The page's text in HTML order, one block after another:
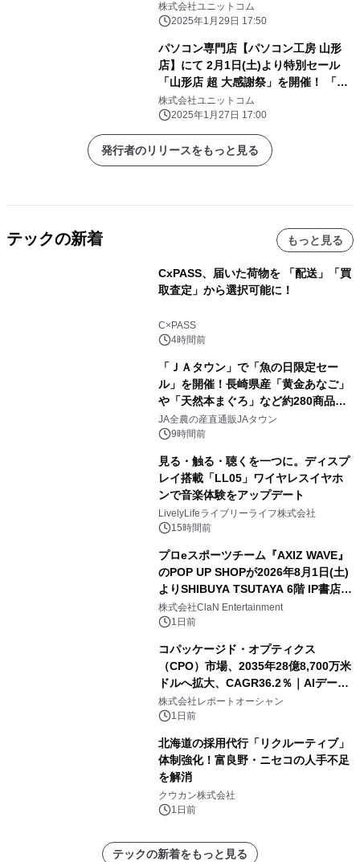
株式会社ユニットコム
2025年1月29日 17:50
パソコン専門店【パソコン工房 山形
店】にて 2月1日(土)より特別セール
「山形店 超 大感謝祭」を開催！ 「オ
ススメ即納パソコン」を豊富に取り揃
え！ 更に「PCパーツ・周辺機器等の
セール商品」を記念プライスにてご奉
仕！
株式会社ユニットコム
2025年1月27日 17:00
発行者のリリースをもっと見る
テックの新着 もっと見る
CxPASS、届いた荷物を 「配送」「買
取査定」から選択可能に！
C×PASS
4時間前
「ＪＡタウン」で「魚の日限定セー
ル」を開催！長崎県産「黄金あなご」
や「天然本まぐろ」など約280商品を
販売！～毎月１０日の定例企画～
JA全農の産直通販JAタウン
9時間前
見る・触る・聴くを一つに。ディスプ
レイ搭載「LL05」ワイヤレスイヤホ
ンで音楽体験をアップデート
LivelyLifeライブリーライフ株式会社
15時間前
プロeスポーツチーム『AXIZ WAVE』
のPOP UP SHOPが2026年8月1日(土)
よりSHIBUYA TSUTAYA 6階 IP書店で
開催決定！！
株式会社ClaN Entertainment
1日前
コパッケージド・オプティクス
（CPO）市場、2035年28億8,700万米
ドルへ拡大、CAGR36.2％｜AIデータ
センター・高速光通信需要が成長を加
速
株式会社レポートオーシャン
1日前
北海道の採用代行「リクルーティブ」
体制強化！富良野・ニセコの人手不足
を解消
クウカン株式会社
1日前
テックの新着をもっと見る